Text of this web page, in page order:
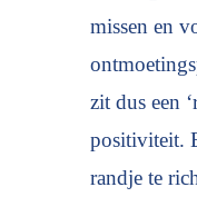
missen en
zit dus een
positiviteit.
randje te